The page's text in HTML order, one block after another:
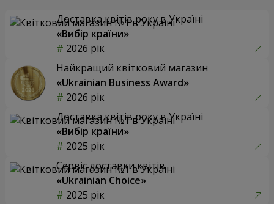
Доставка квітів року в Україні
«Вибір країни»
2026 рік
Найкращий квітковий магазин
«Ukrainian Business Award»
2026 рік
Доставка квітів року в Україні
«Вибір країни»
2025 рік
Сервіс доставки квітів
«Ukrainian Choice»
2025 рік